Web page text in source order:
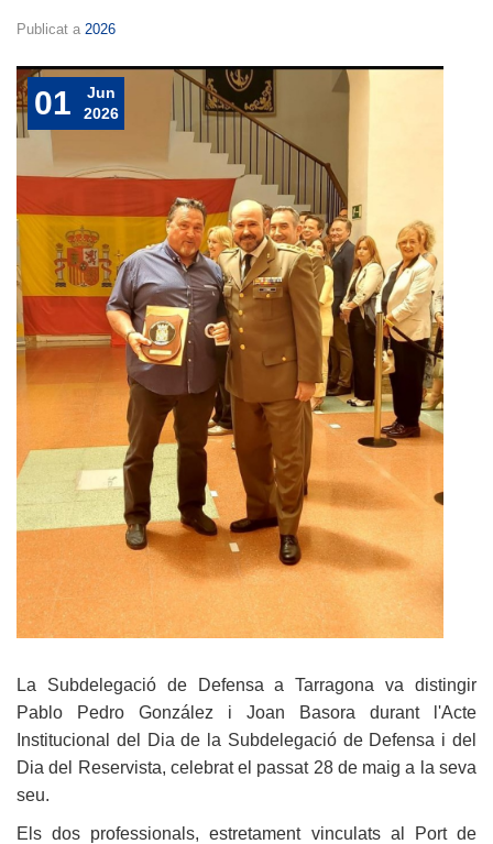
Publicat a 2026
01
Jun
2026
La Subdelegació de Defensa a Tarragona va distingir
Pablo Pedro González i Joan Basora durant l'Acte
Institucional del Dia de la Subdelegació de Defensa i del
Dia del Reservista, celebrat el passat 28 de maig a la seva
seu.
Els dos professionals, estretament vinculats al Port de